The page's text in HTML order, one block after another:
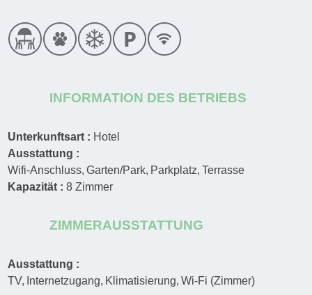
INFORMATION DES BETRIEBS
Unterkunftsart : Hotel
Ausstattung :
Wifi-Anschluss Garten/Park Parkplatz Terrasse
Kapazität :8 Zimmer
ZIMMERAUSSTATTUNG
Ausstattung :
TV
Internetzugang Klimatisierung Wi-Fi (Zimmer)